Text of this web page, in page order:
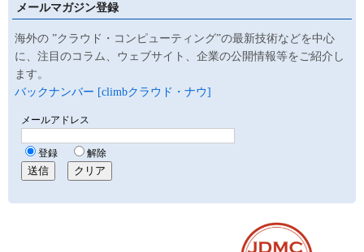
メールマガジン登録
海外の ”クラウド・コンピューティング”の最新技術などを中心
に、注目のコラム、ウェブサイト、企業の公開情報等をご紹介し
ます。
バックナンバー [climbクラウド・ナウ]